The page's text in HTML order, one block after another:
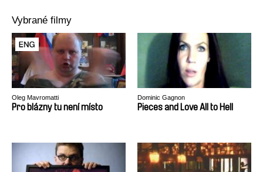
Vybrané filmy
Oleg Mavromatti
Pro blázny tu není místo
Dominic Gagnon
Pieces and Love All to Hell